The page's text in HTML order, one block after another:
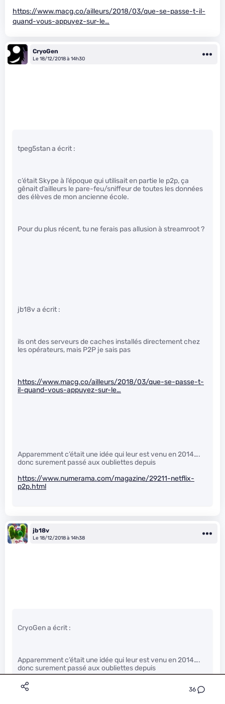
36
https://www.macg.co/ailleurs/2018/03/que-se-passe-t-il-
quand-vous-appuyez-sur-le…
CryoGen
Le 18/12/2018 à 14h30
tpeg5stan a écrit :
c’était Skype à l’époque qui utilisait en partie le p2p, ça
gênait d’ailleurs le pare-feu/sniffeur de toutes les données
des élèves de mon ancienne école.
Pour du plus récent, tu ne ferais pas allusion à streamroot ?
jb18v a écrit :
ils ont des serveurs de caches installés directement chez
les opérateurs, mais P2P je sais pas
https://www.macg.co/ailleurs/2018/03/que-se-passe-t-
il-quand-vous-appuyez-sur-le…
Apparemment c’était une idée qui leur est venu en 2014….
donc surement passé aux oubliettes depuis
https://www.numerama.com/magazine/29211-netflix-
p2p.html
jb18v
Le 18/12/2018 à 14h38
CryoGen a écrit :
Apparemment c’était une idée qui leur est venu en 2014….
donc surement passé aux oubliettes depuis
https://www.numerama.com/magazine/29211-netflix-
p2p.html